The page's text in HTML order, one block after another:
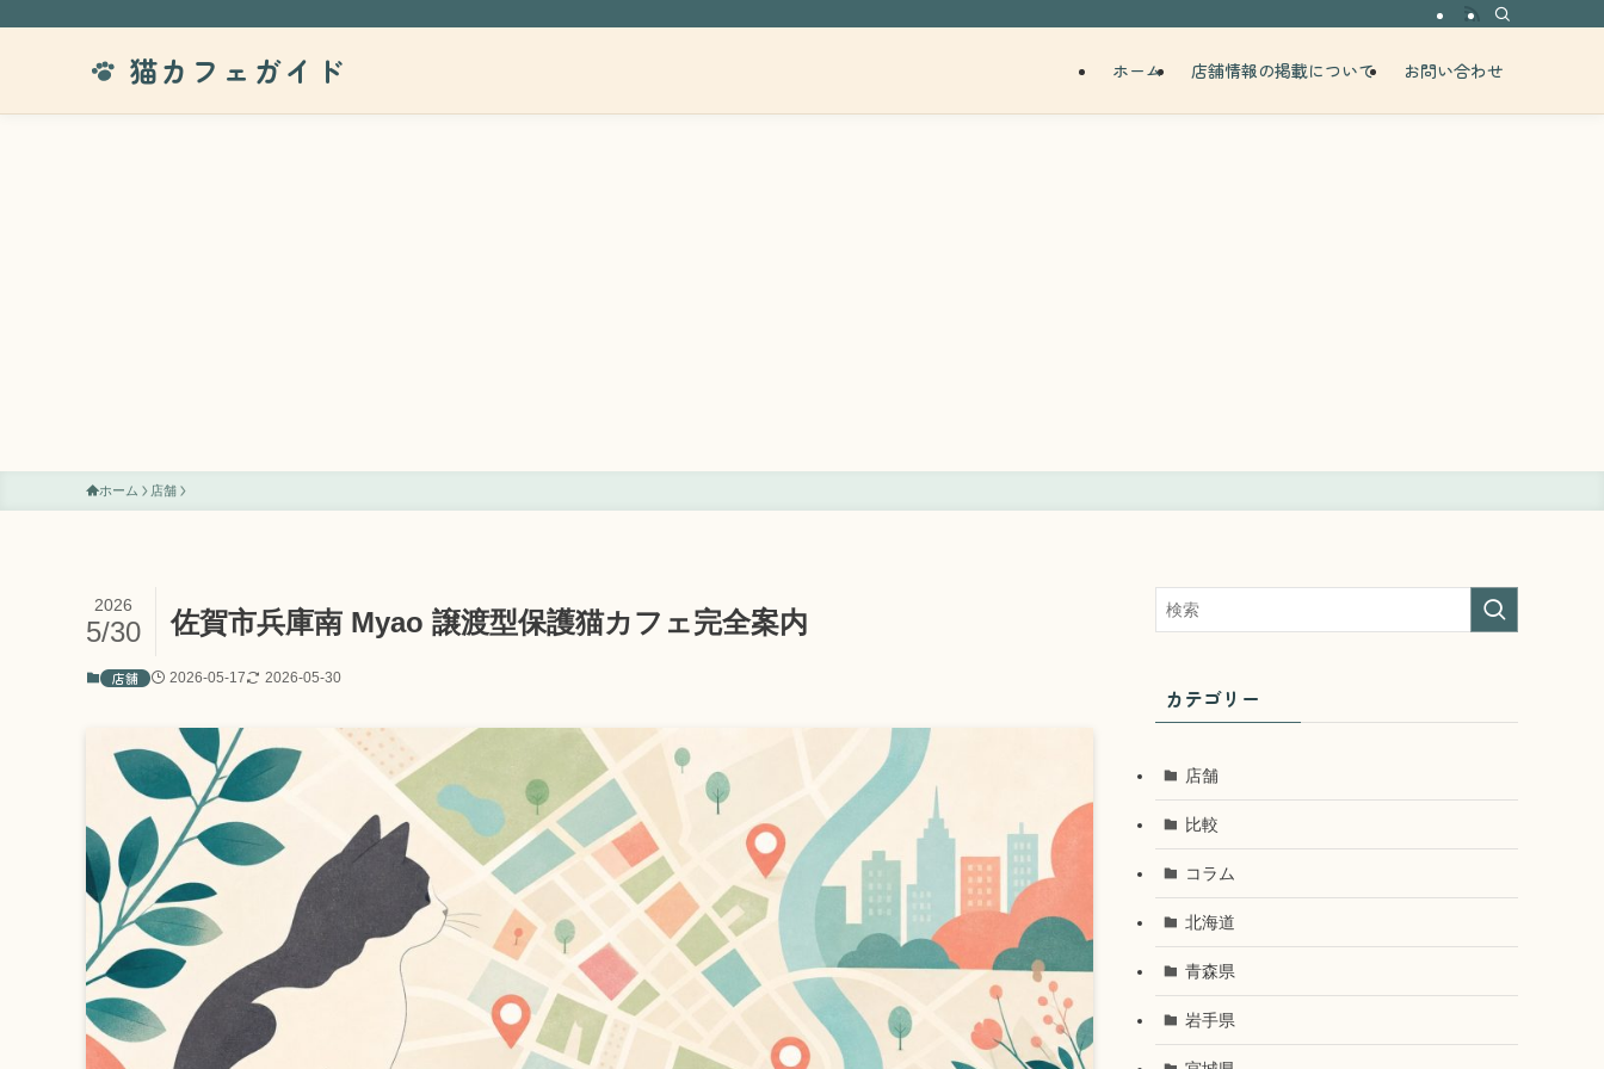
猫カフェガイド ホーム 店舗情報の掲載について お問い合わせ
ホーム 店舗
佐賀市兵庫南 Myao 譲渡型保護猫カフェ完全案内
2026
5/30
店舗 2026-05-17 2026-05-30
カテゴリー
店舗
比較
コラム
北海道
青森県
岩手県